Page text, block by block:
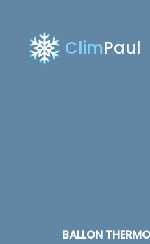
ClimPaul
BALLON